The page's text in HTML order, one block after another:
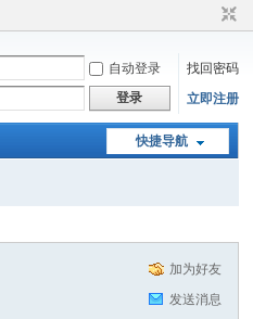
自动登录
找回密码
登录 立即注册
快捷导航
加为好友
发送消息